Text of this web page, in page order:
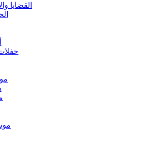
القضايا